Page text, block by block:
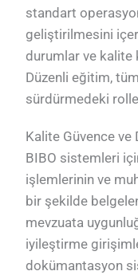
standart
geliştirilmesini
durumlar ve kalite
Düzenli eğitim,
sürdürmedeki
Kalite Güvence
BIBO sistemleri
işlemlerinin ve
bir şekilde
mevzuata
iyileştirme
dokümantasyon